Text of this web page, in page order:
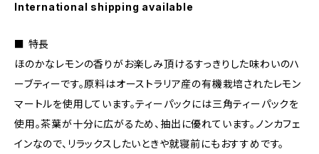
International shipping available
■ 特長
ほのかなレモンの香りがお楽しみ頂けるすっきりした味わいのハ
ーブティーです。原料はオーストラリア産の有機栽培されたレモン
マートルを使用しています。ティーパックには三角ティーパックを
使用。茶葉が十分に広がるため、抽出に優れています。ノンカフェ
インなので、リラックスしたいときや就寝前にもおすすめです。